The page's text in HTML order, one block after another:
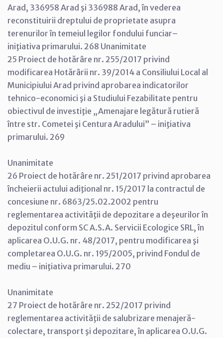
Arad, 336958 Arad şi 336988 Arad, în vederea
reconstituirii dreptului de proprietate asupra
terenurilor în temeiul legilor fondului funciar–
iniţiativa primarului. 268 Unanimitate
25 Proiect de hotărâre nr. 255/2017 privind
modificarea Hotărârii nr. 39/2014 a Consiliului Local al
Municipiului Arad privind aprobarea indicatorilor
tehnico-economici şi a Studiului Fezabilitate pentru
obiectivul de investiţie „Amenajare legătură rutieră
între str. Cometei şi Centura Aradului” – iniţiativa
primarului. 269
Unanimitate
26 Proiect de hotărâre nr. 251/2017 privind aprobarea
încheierii actului adiţional nr. 15/2017 la contractul de
concesiune nr. 6863/25.02.2002 pentru
reglementarea activităţii de depozitare a deşeurilor în
depozitul conform SC A.S.A. Servicii Ecologice SRL, în
aplicarea O.U.G. nr. 48/2017, pentru modificarea şi
completarea O.U.G. nr. 195/2005, privind Fondul de
mediu – iniţiativa primarului. 270
Unanimitate
27 Proiect de hotărâre nr. 252/2017 privind
reglementarea activităţii de salubrizare menajeră-
colectare, transport şi depozitare, în aplicarea O.U.G.